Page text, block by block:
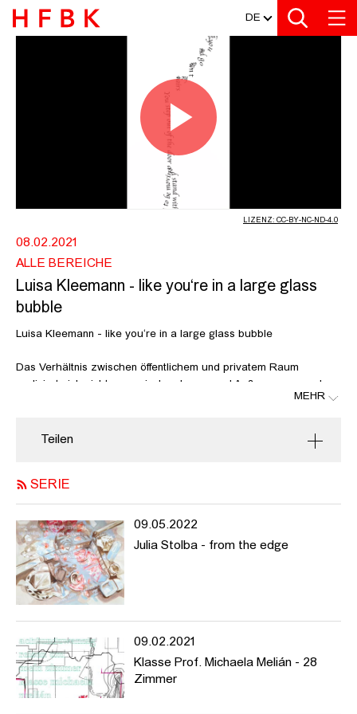
Zur Metanavigation
Zur Hauptnavigation
Zur Suche
Zum Inhalt
Zum Seitenfuss DE
LUISA KLEEMANN - LIKE YOU‘RE
Video
LIZENZ: CC-BY-NC-ND-4.0
08.02.2021
ALLE BEREICHE
Luisa Kleemann - like you‘re in a large glass
bubble
Luisa Kleemann - like you‘re in a large glass bubble
Das Verhältnis zwischen öffentlichem und privatem Raum
realisiert sich nicht nur zwischen Innen- und Außenraum, sondern
zu jeder Zeit, zu der man anderen Personen im öffentlichen
bestimmt aber dennoch die Bewegungen, die Abstimmung, das
Verhältnis zwischen sich selbst und anderen. Eine Art Paartanz,
Ihr Text denkt über die Notwendigkeit von Körperbewusstsein, die
füreinander bewegen zu können nach und bildete den Anfang von
Luisa Kleemanns Notationen. Es sind Spaziergänge um den
Block, die diesen persönlichen Raum erfassen, das Bewegen und
das Bewegt-Werden. Sie lenken die Aufmerksamkeit auf den
eigenen Körper, aber auch die anderen Körper, die sich
gleichfalls mit ihren privaten Räumen um sie herum im selben
in Beziehung steht. Die reine Vorwärtsbewegung, von der Susan
Sontag schrieb, die gibt es hier nicht.
The relationship between public and private space is not only
realized between indoor and outdoor space, but at any time you
MEHR
Teilen
SERIE
09.05.2022
Julia Stolba - from the edge
09.02.2021
Klasse Prof. Michaela Melián - 28
Zimmer